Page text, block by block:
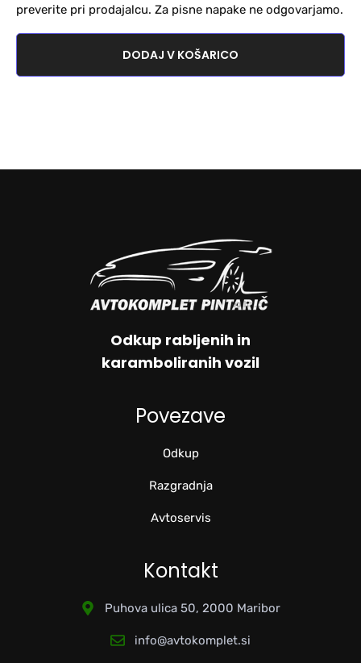
preverite pri prodajalcu. Za pisne napake ne odgovarjamo.
DODAJ V KOŠARICO
Odkup rabljenih in
karamboliranih vozil
Povezave
Odkup
Razgradnja
Avtoservis
Kontakt
Puhova ulica 50, 2000 Maribor
info@avtokomplet.si